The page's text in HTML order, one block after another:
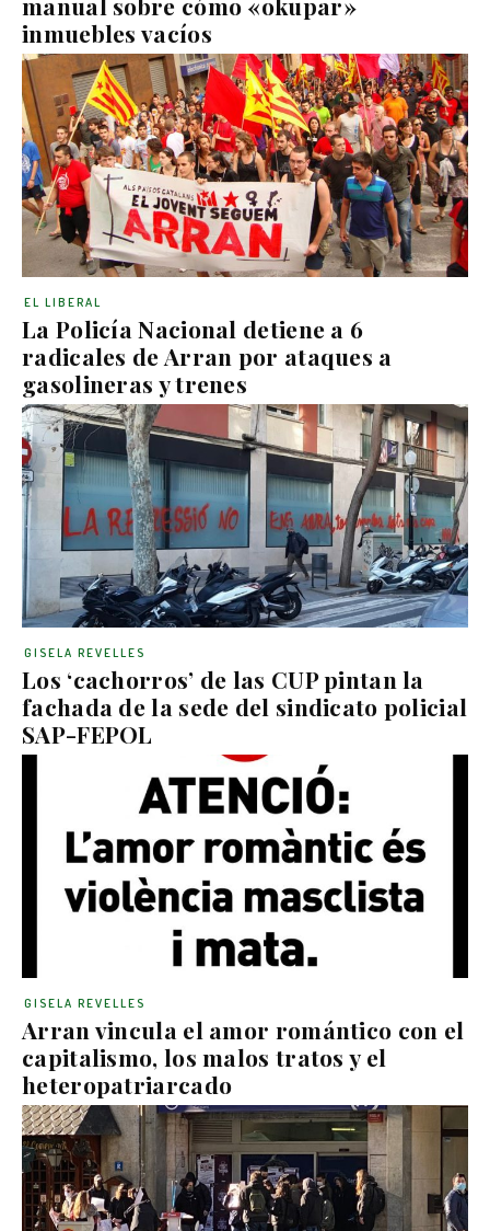
inmuebles vacíos
La Policía Nacional detiene a 6
radicales de Arran por ataques a
gasolineras y trenes
EL LIBERAL
Los ‘cachorros’ de las CUP pintan la
fachada de la sede del sindicato policial
SAP-FEPOL
GISELA REVELLES
Arran vincula el amor romántico con el
capitalismo, los malos tratos y el
heteropatriarcado
GISELA REVELLES